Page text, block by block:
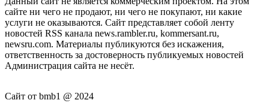
сайте ни чего не продают, ни чего не покупают, ни какие
услуги не оказываются. Сайт представляет собой ленту
новостей RSS канала news.rambler.ru, kommersant.ru,
newsru.com. Материалы публикуются без искажения,
ответственность за достоверность публикуемых новостей
Администрация сайта не несёт.
Сайт от bmb1 @ 2024